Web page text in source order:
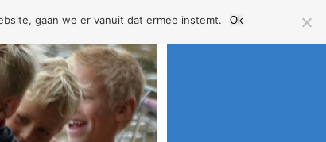
gaan we er vanuit dat ermee instemt. Ok